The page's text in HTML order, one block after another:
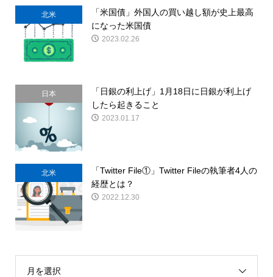
北米
「米国債」外国人の買い越し額が史上最高
になった米国債
2023.02.26
日本
「日銀の利上げ」1月18日に日銀が利上げ
したら起きること
2023.01.17
北米
「Twitter File①」Twitter Fileの執筆者4人の
経歴とは？
2022.12.30
月を選択